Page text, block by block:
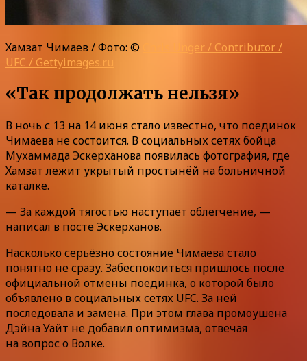
Хамзат Чимаев / Фото: ©
Chris Unger / Contributor /
UFC / Gettyimages.ru
«Так продолжать нельзя»
В ночь с 13 на 14 июня стало известно, что поединок
Чимаева не состоится. В социальных сетях бойца
Мухаммада Эскерханова появилась фотография, где
Хамзат лежит укрытый простынёй на больничной
каталке.
— За каждой тягостью наступает облегчение, —
написал в посте Эскерханов.
Насколько серьёзно состояние Чимаева стало
понятно не сразу. Забеспокоиться пришлось после
официальной отмены поединка, о которой было
объявлено в социальных сетях UFC. За ней
последовала и замена. При этом глава промоушена
Дэйна Уайт не добавил оптимизма, отвечая
на вопрос о Волке.